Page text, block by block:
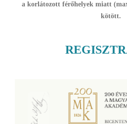
a korlátozott férőhelyek miatt
kötött.